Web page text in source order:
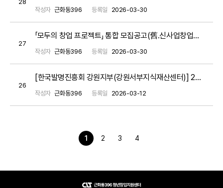
작성자 근화동396 등록일 2026-03-30
27
「모두의 창업 프로젝트」 통합 모집공고(舊.신사업창업사관학교)
작성자 근화동396 등록일 2026-03-30
26
[한국발명진흥회 강원지부(강원서부지식재산센터)] 2026년 강원특별자치도 지식재산 첫걸음 사업 참여기업 모집(~3. 27.)
작성자 근화동396 등록일 2026-03-12
1 2 3 4